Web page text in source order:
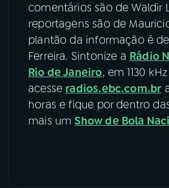
comentários são de Waldir
reportagens são de
plantão da informação é
Ferreira. Sintonize a Rádio
Rio de Janeiro, em 1130
acesse radios.ebc.com.br
horas e fique por dentro
mais umShow de Bola